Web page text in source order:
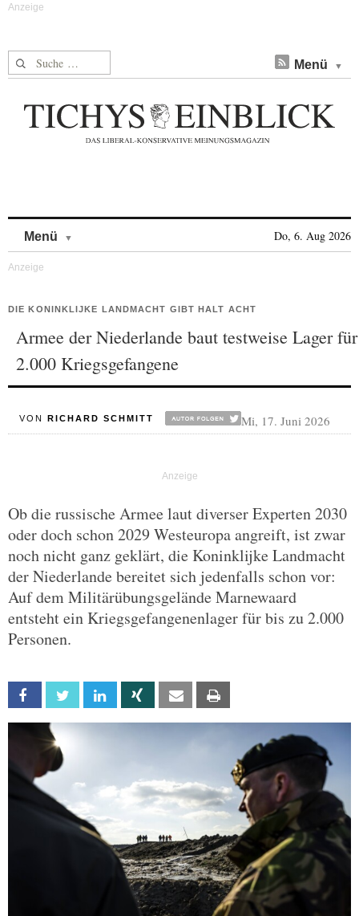
Suche nach: Menü
Menü Do, 6. Aug 2026
DIE KONINKLIJKE LANDMACHT GIBT HALT ACHT
Armee der Niederlande baut testweise Lager für
2.000 Kriegsgefangene
VON RICHARD SCHMITT Mi, 17. Juni 2026
Ob die russische Armee laut diverser Experten 2030
oder doch schon 2029 Westeuropa angreift, ist zwar
noch nicht ganz geklärt, die Koninklijke Landmacht
der Niederlande bereitet sich jedenfalls schon vor:
Auf dem Militärübungsgelände Marnewaard
entsteht ein Kriegsgefangenenlager für bis zu 2.000
Personen.
Facebook Twitter Linkedin Xing Email